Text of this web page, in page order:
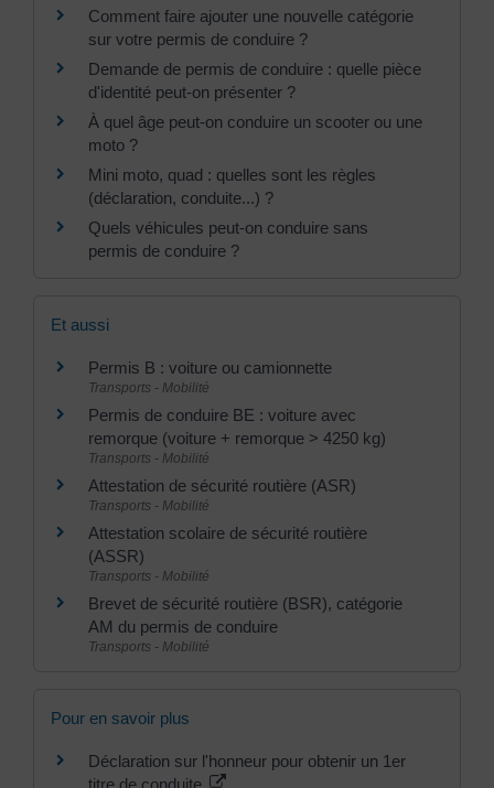
Comment faire ajouter une nouvelle catégorie
sur votre permis de conduire ?
Demande de permis de conduire : quelle pièce
d'identité peut-on présenter ?
À quel âge peut-on conduire un scooter ou une
moto ?
Mini moto, quad : quelles sont les règles
(déclaration, conduite...) ?
Quels véhicules peut-on conduire sans
permis de conduire ?
Et aussi
Permis B : voiture ou camionnette
Transports - Mobilité
Permis de conduire BE : voiture avec
remorque (voiture + remorque > 4250 kg)
Transports - Mobilité
Attestation de sécurité routière (ASR)
Transports - Mobilité
Attestation scolaire de sécurité routière
(ASSR)
Transports - Mobilité
Brevet de sécurité routière (BSR), catégorie
AM du permis de conduire
Transports - Mobilité
Pour en savoir plus
Déclaration sur l'honneur pour obtenir un 1er